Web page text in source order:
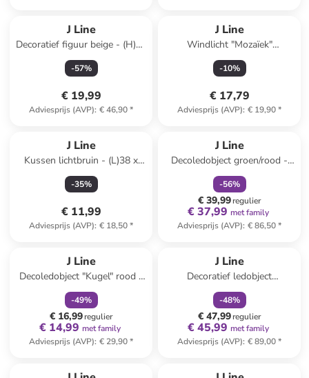
J Line
Decoratief figuur beige - (H)26
x Ø 18 cm
-57%
€ 19,99
Adviesprijs (AVP): € 46,90*
J Line
Windlicht "Mozaïek"
lichtblauw - (H)16 x Ø 15,5
cm
-10%
€ 17,79
Adviesprijs (AVP): € 19,90*
J Line
Kussen lichtbruin - (L)38 x
(B)38 cm
-35%
€ 11,99
Adviesprijs (AVP): € 18,50*
J Line
Decoledobject groen/rood -
(H)28,5 x Ø 17,5 cm
-56%
€ 39,99regulier
€ 37,99 met family
Adviesprijs (AVP): € 86,50*
J Line
Decoledobject "Kugel" rood -
(H)20,5 x Ø 20,5 cm
-49%
€ 16,99regulier
€ 14,99 met family
Adviesprijs (AVP): € 29,90*
J Line
Decoratief ledobject
zilverkleurig - (B)60 x (H)100 x
(D)60 cm
-48%
€ 47,99regulier
€ 45,99 met family
Adviesprijs (AVP): € 89,00*